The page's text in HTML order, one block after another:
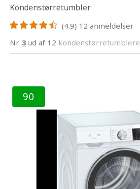
Kondenstørretumbler
(4.9) 12 anmeldelser
Nr. 3 ud af 12 kondenstørretumblere
90